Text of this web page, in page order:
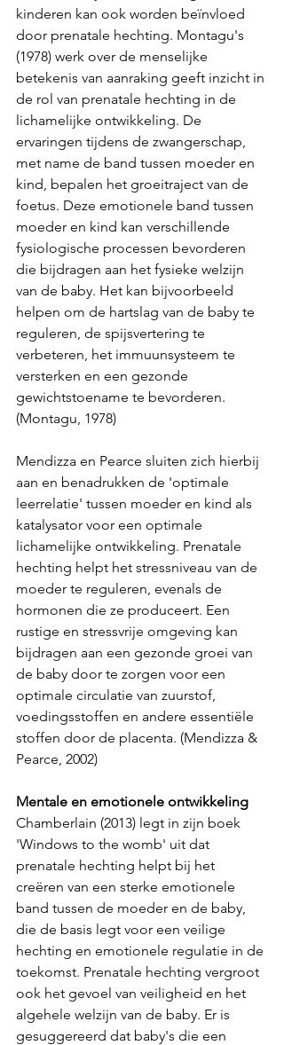
kinderen kan ook worden beïnvloed
door prenatale hechting. Montagu's
(1978) werk over de menselijke
betekenis van aanraking geeft inzicht in
de rol van prenatale hechting in de
lichamelijke ontwikkeling. De
ervaringen tijdens de zwangerschap,
met name de band tussen moeder en
kind, bepalen het groeitraject van de
foetus. Deze emotionele band tussen
moeder en kind kan verschillende
fysiologische processen bevorderen
die bijdragen aan het fysieke welzijn
van de baby. Het kan bijvoorbeeld
helpen om de hartslag van de baby te
reguleren, de spijsvertering te
verbeteren, het immuunsysteem te
versterken en een gezonde
gewichtstoename te bevorderen.
(Montagu, 1978)
Mendizza en Pearce sluiten zich hierbij
aan en benadrukken de 'optimale
leerrelatie' tussen moeder en kind als
katalysator voor een optimale
lichamelijke ontwikkeling. Prenatale
hechting helpt het stressniveau van de
moeder te reguleren, evenals de
hormonen die ze produceert. Een
rustige en stressvrije omgeving kan
bijdragen aan een gezonde groei van
de baby door te zorgen voor een
optimale circulatie van zuurstof,
voedingsstoffen en andere essentiële
stoffen door de placenta. (Mendizza &
Pearce, 2002)
Mentale en emotionele ontwikkeling
Chamberlain (2013) legt in zijn boek
'Windows to the womb' uit dat
prenatale hechting helpt bij het
creëren van een sterke emotionele
band tussen de moeder en de baby,
die de basis legt voor een veilige
hechting en emotionele regulatie in de
toekomst. Prenatale hechting vergroot
ook het gevoel van veiligheid en het
algehele welzijn van de baby. Er is
gesuggereerd dat baby's die een